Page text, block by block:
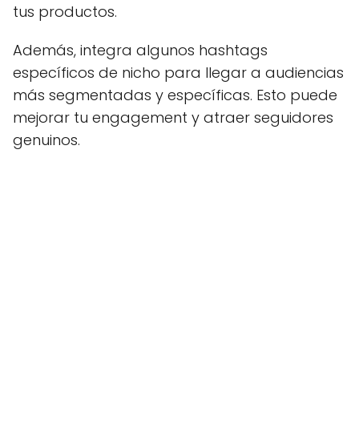
tus productos.
Además, integra algunos hashtags
específicos de nicho para llegar a audiencias
más segmentadas y específicas. Esto puede
mejorar tu engagement y atraer seguidores
genuinos.